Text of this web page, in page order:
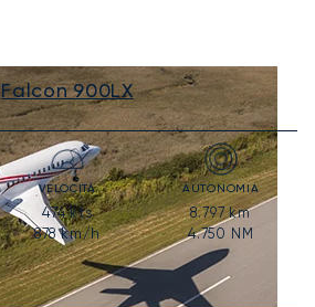
Falcon 900LX
VELOCITÀ
474kts
878km/h
AUTONOMIA
8.797km
4.750 NM